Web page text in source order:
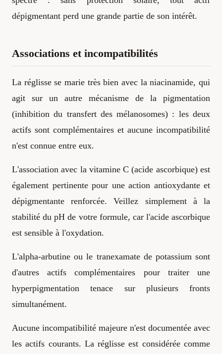
dépigmentant perd une grande partie de son intérêt.
Associations et incompatibilités
La réglisse se marie très bien avec la niacinamide, qui
agit sur un autre mécanisme de la pigmentation
(inhibition du transfert des mélanosomes) : les deux
actifs sont complémentaires et aucune incompatibilité
n'est connue entre eux.
L'association avec la vitamine C (acide ascorbique) est
également pertinente pour une action antioxydante et
dépigmentante renforcée. Veillez simplement à la
stabilité du pH de votre formule, car l'acide ascorbique
est sensible à l'oxydation.
L'alpha-arbutine ou le tranexamate de potassium sont
d'autres actifs complémentaires pour traiter une
hyperpigmentation tenace sur plusieurs fronts
simultanément.
Aucune incompatibilité majeure n'est documentée avec
les actifs courants. La réglisse est considérée comme